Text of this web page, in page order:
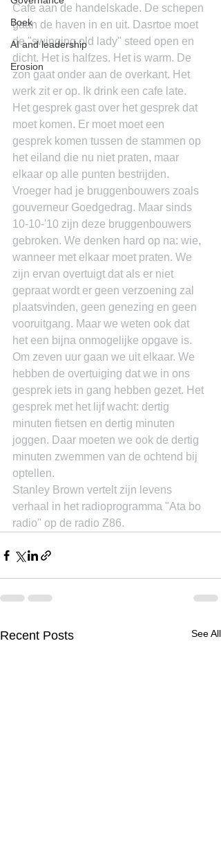
Boek
AI and leadership
Erosion
Cafe aan de handelskade. De schepen
gaan de haven in en uit. Dasrtoe moet
de "swinging old lady" steed open en
dicht. Het is halfzes. Het is warm. De
zon gaat onder aan de overkant. Het
werk zit er op. Ik drink een cafe late.
Het gesprek gast over het gesprek dat
moet komen. Er moet moet een
gesprek komen tussen de stammen op
het eiland die nu niet praten, maar
elkaar op alle punten bestrijden.
Vroeger had je bruggenbouwers zoals
gouverneur Goedgedrag. Maar sinds
10-10-'10 zijn deze bruggenbouwers
gebroken. We denken hard op na: wie,
wanneer met elkaar moet praten. We
zijn ervan overtuigt dat als er niet
gepraat wordt er geen verzoening zal
plaatsvinden, geen genezing en geen
vooruitgang. Maar we weten ook dat
het een bijna onmogelijke opgave is.
Om zeven uur gaan we uit elkaar. We
hebben de overtuiging dat we in ons
gesprek iets in gang hebben gezet. Het
gesprek met het lijf wacht: dertig
minuten fietsen en dertig minuten
joggen. Daar moeten we ook de dertig
minuten zwemmen van de ochtend bij
optellen.
Stanley Brown vertelt zijn levens
verhaal in het radioprogramma "Ata bo
radio" op de radio Z86.
Recent Posts See All